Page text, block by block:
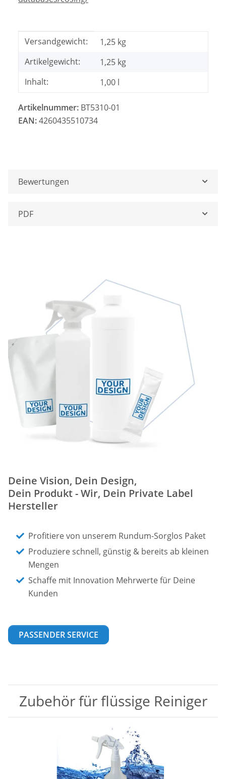
Produkteigenschaft
Wert
Versandgewicht:
1,25 kg
Artikelgewicht:
1,25 kg
Inhalt:
1,00 l
Artikelnummer: BT5310-01
EAN:4260435510734
Bewertungen
PDF
Deine Vision, Dein Design,
Dein Produkt - Wir, Dein Private Label
Hersteller
Profitiere von unserem Rundum-Sorglos Paket
Produziere schnell, günstig & bereits ab kleinen
Mengen
Schaffe mit Innovation Mehrwerte für Deine
Kunden
PASSENDER SERVICE
Zubehör für flüssige Reiniger